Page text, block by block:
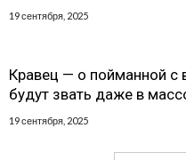
19 сентября, 2025
Кравец — о пойманной с
будут звать даже в
19 сентября, 2025